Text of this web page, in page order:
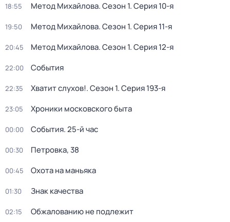
18:55 Метод Михайлова. Сезон 1. Серия 10-я
19:50 Метод Михайлова. Сезон 1. Серия 11-я
20:45 Метод Михайлова. Сезон 1. Серия 12-я
22:00 События
22:35 Хватит слухов!. Сезон 1. Серия 193-я
23:05 Хроники московского быта
00:00 События. 25-й час
00:30 Петровка, 38
00:45 Охота на маньяка
01:30 Знак качества
02:15 Обжалованию не подлежит